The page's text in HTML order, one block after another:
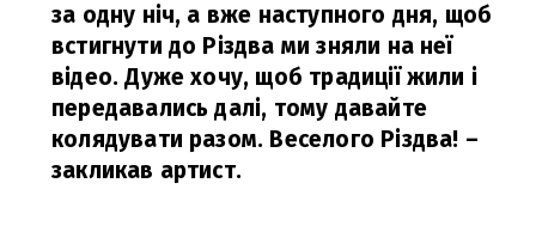
за одну ніч, а вже наступного дня, щоб
встигнути до Різдва ми зняли на неї
відео. Дуже хочу, щоб традиції жили і
передавались далі, тому давайте
колядувати разом. Веселого Різдва! –
закликав артист.